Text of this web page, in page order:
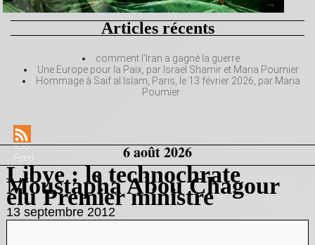
Articles récents
comment l’Iran a gagné la guerre
Une Europe pour la Paix, par Israël Shamir et Maria Poumier
Hommage à Saif al Islam, Paris, le 13 février 2026, par Maria
Poumier
RSS
Feed
6 août 2026
Libye : le technochrate
Moustapha Abou Chagour
élu Premier ministre
13 septembre 2012